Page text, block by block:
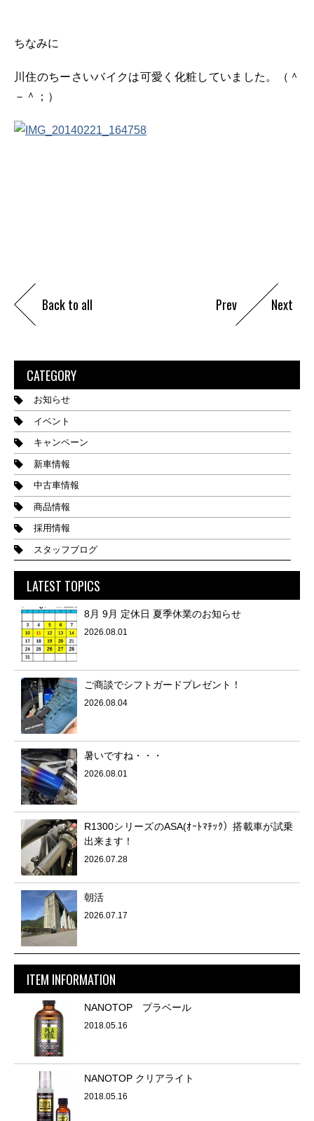
ちなみに
川住のちーさいバイクは可愛く化粧していました。（＾
－＾；）
Back to all Prev Next
CATEGORY
お知らせ
イベント
キャンペーン
新車情報
中古車情報
商品情報
採用情報
スタッフブログ
LATEST TOPICS
8月 9月 定休日 夏季休業のお知らせ
2026.08.01
ご商談でシフトガードプレゼント！
2026.08.04
暑いですね・・・
2026.08.01
R1300シリーズのASA(ｵｰﾄﾏﾁｯｸ）搭載車が試乗
出来ます！
2026.07.28
朝活
2026.07.17
ITEM INFORMATION
NANOTOP プラベール
2018.05.16
NANOTOP クリアライト
2018.05.16